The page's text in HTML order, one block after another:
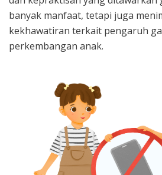
banyak manfaat, tetapi juga
kekhawatiran terkait pengaruh
perkembangan anak.